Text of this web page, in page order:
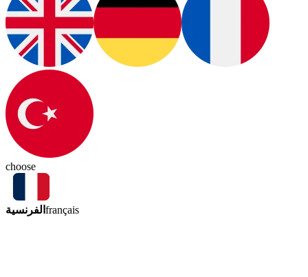
choose
الفرنسية français